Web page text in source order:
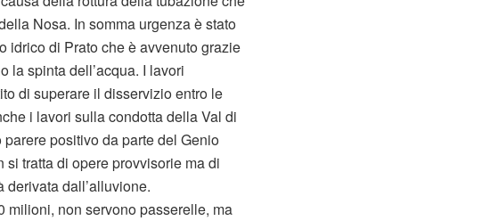
Nosa. In somma urgenza è stato
idrico di Prato che è avvenuto grazie
la spinta dell’acqua. I lavori
di superare il disservizio entro le
i lavori sulla condotta della Val di
positivo da parte del Genio
tratta di opere provvisorie ma di
dall’alluvione.
milioni, non servono passerelle, ma